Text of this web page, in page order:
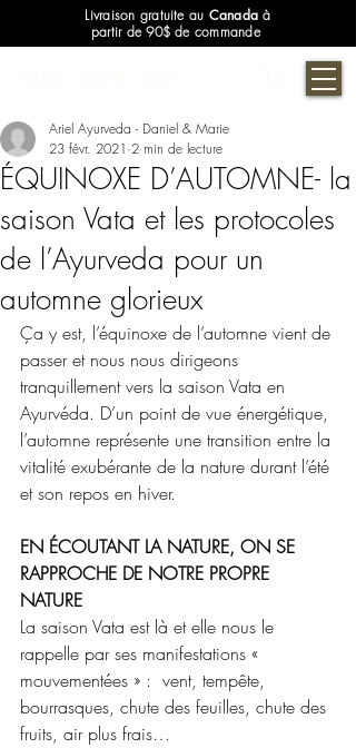
Livraison gratuite au Canada à
partir de 90$ de commande
ÉQUINOXE D’AUTOMNE- la
saison Vata et les protocoles
de l’Ayurveda pour un
automne glorieux
Ariel Ayurveda - Daniel & Marie
23 févr. 2021 2 min de lecture
Ça y est, l’équinoxe de l’automne vient de
passer et nous nous dirigeons
tranquillement vers la saison Vata en
Ayurvéda. D’un point de vue énergétique,
l’automne représente une transition entre la
vitalité exubérante de la nature durant l’été
et son repos en hiver.
EN ÉCOUTANT LA NATURE, ON SE
RAPPROCHE DE NOTRE PROPRE
NATURE
La saison Vata est là et elle nous le
rappelle par ses manifestations «
mouvementées » :  vent, tempête,
bourrasques, chute des feuilles, chute des
fruits, air plus frais…